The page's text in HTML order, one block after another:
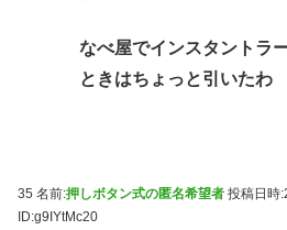
なべ屋でインスタントラ
ときはちょっと引いたわ
35 名前:押しボタン式の匿名希望者 投稿日時
ID:g9IYtMc20